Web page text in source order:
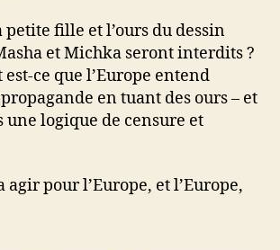
petite fille et l’ours du dessin
et Michka seront interdits ?
ce que l’Europe entend
en tuant des ours – et
une logique de censure et
agir pour l’Europe, et l’Europe,